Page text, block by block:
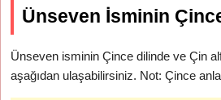
Ünseven İsminin Çince
Ünseven isminin Çince dilinde ve Çin
aşağıdan ulaşabilirsiniz. Not: Çince